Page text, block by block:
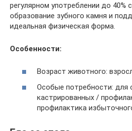
регулярном употреблении до 40%
образование зубного камня и
идеальная физическая форма.
Особенности:
Возраст животного:
Особые потребности: для
кастрированных /
профилактика